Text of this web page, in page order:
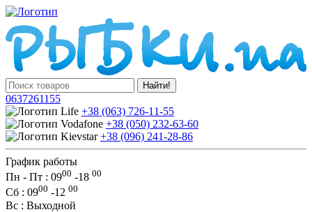
Найти!
0637261155
+38 (063) 726-11-55
+38 (050) 232-63-60
+38 (096) 241-28-86
График работы
Пн - Пт : 0900 -18 00
Сб : 0900 -12 00
Вс : Выходной